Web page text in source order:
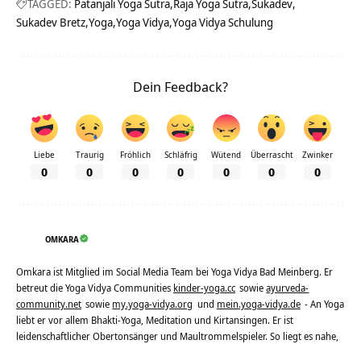
TAGGED: Patanjali Yoga Sutra Raja Yoga Sutra Sukadev
Sukadev Bretz Yoga Yoga Vidya Yoga Vidya Schulung
Dein Feedback?
Liebe
0
Traurig
0
Fröhlich
0
Schläfrig
0
Wütend
0
Überrascht
0
Zwinker
0
OMKARA
Omkara ist Mitglied im Social Media Team bei Yoga Vidya Bad Meinberg. Er
betreut die Yoga Vidya Communities kinder-yoga.cc sowieayurveda-
community.net sowie my.yoga-vidya.org und mein.yoga-vidya.de - An Yoga
liebt er vor allem Bhakti-Yoga, Meditation und Kirtansingen. Er ist
leidenschaftlicher Obertonsänger und Maultrommelspieler. So liegt es nahe,